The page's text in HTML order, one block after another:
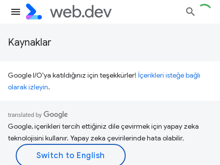
Kaynaklar
Google I/O'ya katıldığınız için teşekkürler! İçerikleri isteğe bağlı
olarak izleyin.
Google, içerikleri tercih ettiğiniz dile çevirmek için yapay zeka
teknolojisini kullanır. Yapay zeka çevirilerinde hata olabilir.